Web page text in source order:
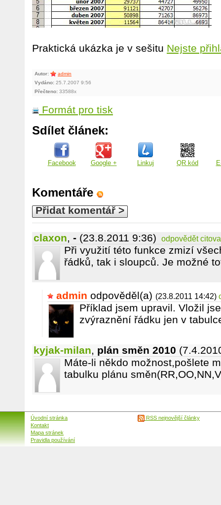
Praktická ukázka je v sešitu Nejste
Autor:
admin
Vydáno: 25.7.2007 9:56
Přečteno: 33588x
Formát pro tisk
Sdílet článek:
Facebook Google + Linkuj QR kód
Komentáře
Přidat komentář >
claxon, - (23.8.2011 9:36) odpovědět
Při využití této funkce zmizí
řádků, tak i sloupců. Je možné
admin odpověděl(a) (23.8.2011 14:42)
Příklad jsem upravil. Vložil
zvýraznění řádku jen v
kyjak-milan, plán směn 2010
Máte-li někdo možnost,pošlete
tabulku plánu
Úvodní stránka
Kontakt
Mapa stránek
Pravidla používání
RSS nejnovější články